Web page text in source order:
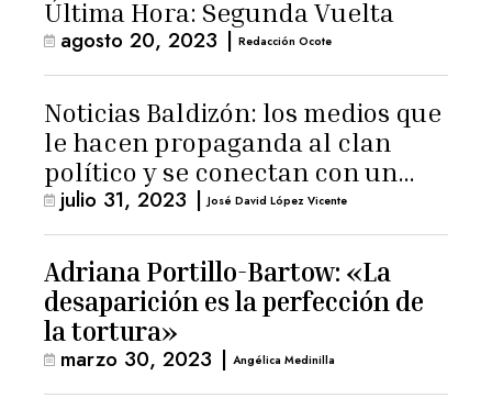
Última Hora: Segunda Vuelta
agosto 20, 2023 | Redacción Ocote
Noticias Baldizón: los medios que
le hacen propaganda al clan
político y se conectan con un
hombre de confianza de
Giammattei
julio 31, 2023 | José David López Vicente
Adriana Portillo-Bartow: «La
desaparición es la perfección de
la tortura»
marzo 30, 2023 | Angélica Medinilla